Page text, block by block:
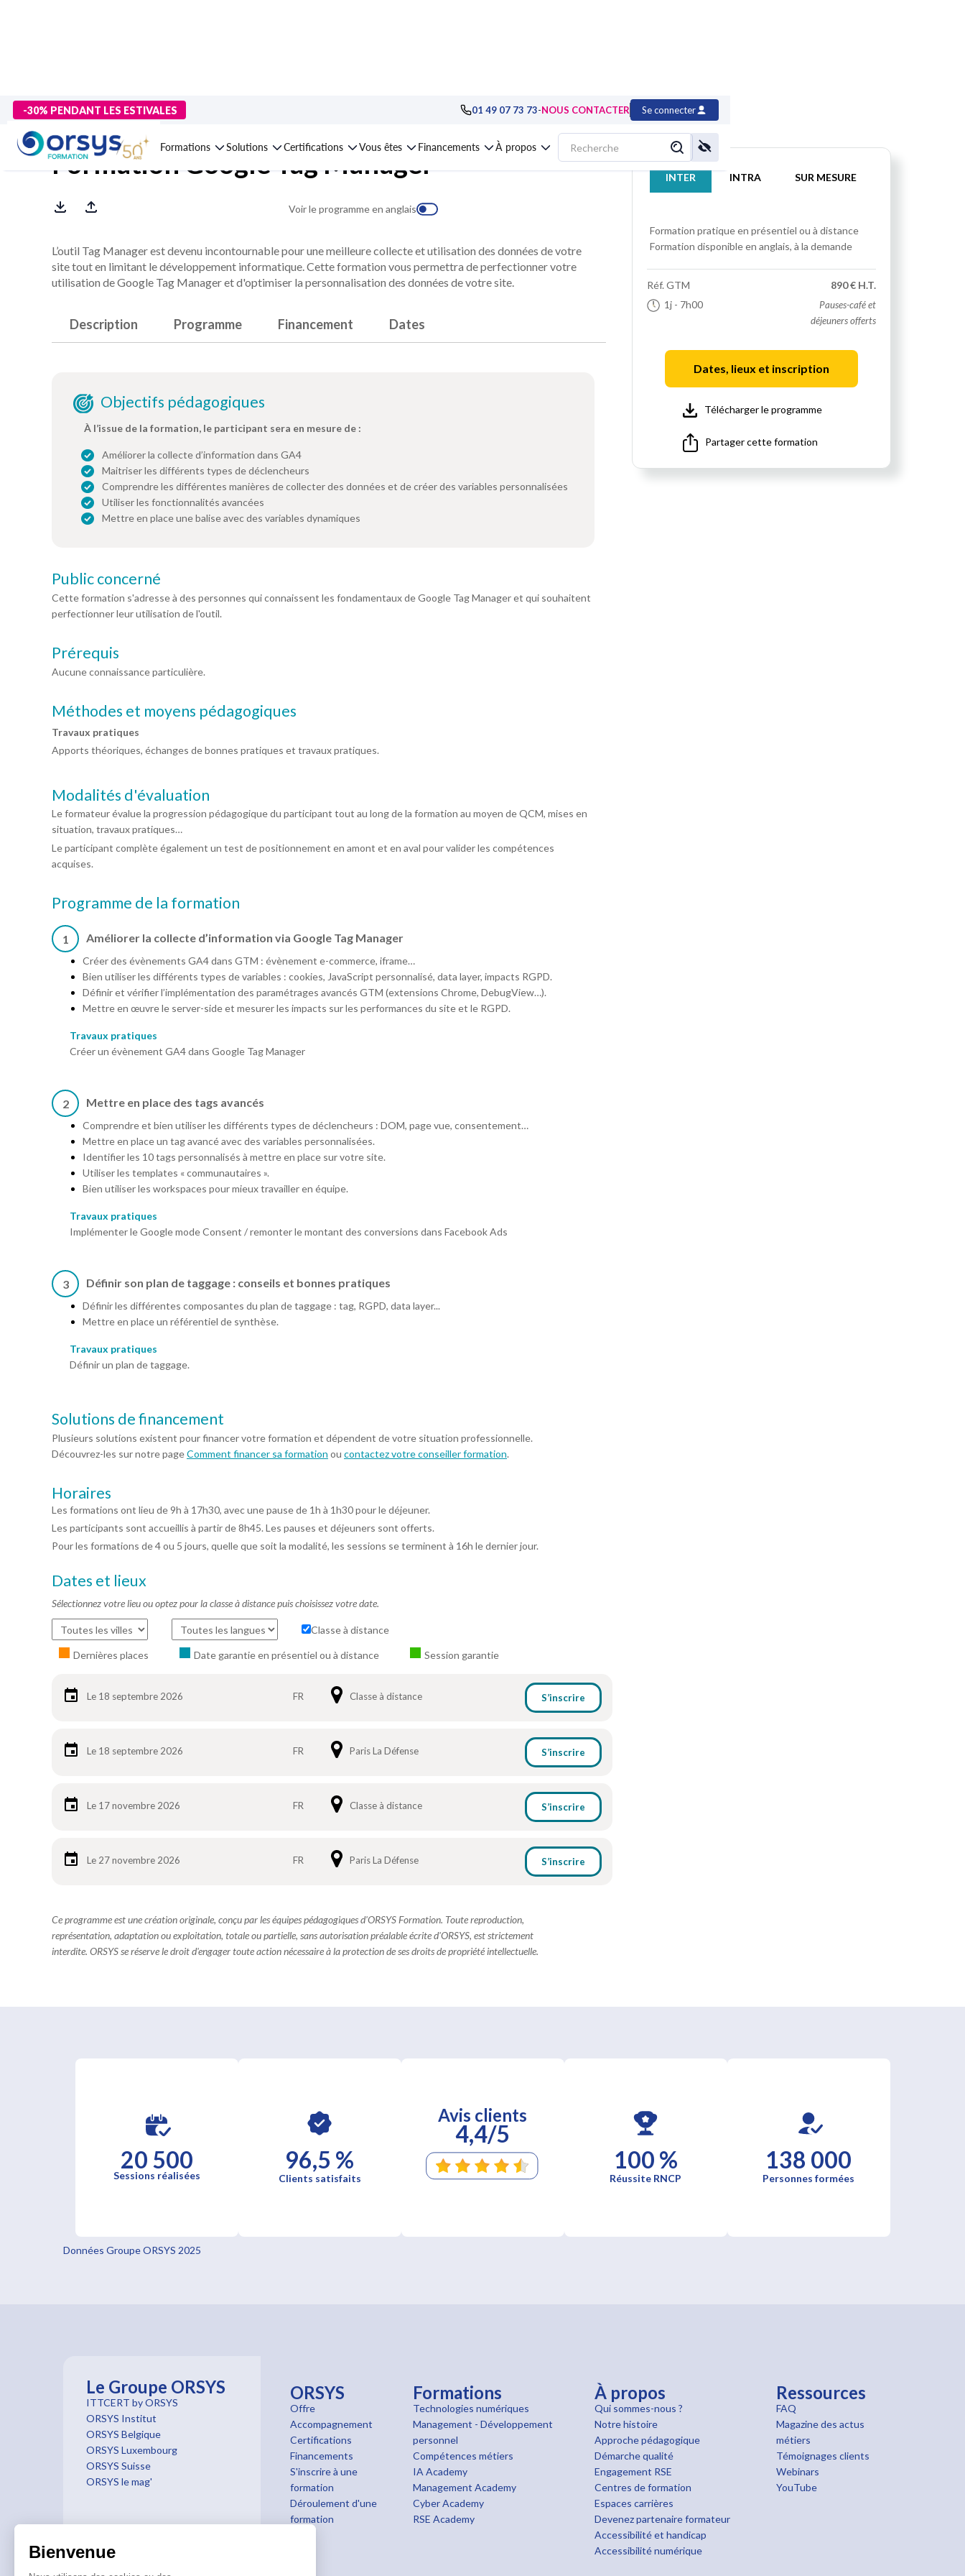
Bienvenue
-30% PENDANT LES ESTIVALES 01 49 07 73 73-NOUS CONTACTER Se connecter
Formations Solutions Certifications Vous êtes Financements À propos
> Formations>Compétences métiers Campagnes marketing, visibilité, référencement
Formation Google Tag Manager
Voir le programme en anglais
INTER INTRA SUR MESURE
Formation pratique en présentiel ou à distance
Formation disponible en anglais, à la demande
Réf. GTM
1j - 7h00
890 € H.T.
Pauses-café et
déjeuners offerts
Dates, lieux et inscription
Télécharger le programme
Partager cette formation
L’outil Tag Manager est devenu incontournable pour une meilleure collecte et utilisation des données de votre
site tout en limitant le développement informatique. Cette formation vous permettra de perfectionner votre
utilisation de Google Tag Manager et d'optimiser la personnalisation des données de votre site.
Description Programme Financement Dates
Objectifs pédagogiques
À l’issue de la formation, le participant sera en mesure de :
Améliorer la collecte d’information dans GA4
Maitriser les différents types de déclencheurs
Comprendre les différentes manières de collecter des données et de créer des variables personnalisées
Utiliser les fonctionnalités avancées
Mettre en place une balise avec des variables dynamiques
Public concerné
Cette formation s'adresse à des personnes qui connaissent les fondamentaux de Google Tag Manager et qui souhaitent
perfectionner leur utilisation de l'outil.
Prérequis
Aucune connaissance particulière.
Méthodes et moyens pédagogiques
Travaux pratiques
Apports théoriques, échanges de bonnes pratiques et travaux pratiques.
Modalités d'évaluation
Le formateur évalue la progression pédagogique du participant tout au long de la formation au moyen de QCM, mises en
situation, travaux pratiques…
Le participant complète également un test de positionnement en amont et en aval pour valider les compétences
acquises.
Programme de la formation
1 Améliorer la collecte d’information via Google Tag Manager
Créer des évènements GA4 dans GTM : évènement e-commerce, iframe…
Bien utiliser les différents types de variables : cookies, JavaScript personnalisé, data layer, impacts RGPD.
Définir et vérifier l’implémentation des paramétrages avancés GTM (extensions Chrome, DebugView…).
Mettre en œuvre le server-side et mesurer les impacts sur les performances du site et le RGPD.
Travaux pratiques
Créer un évènement GA4 dans Google Tag Manager
2 Mettre en place des tags avancés
Comprendre et bien utiliser les différents types de déclencheurs : DOM, page vue, consentement…
Mettre en place un tag avancé avec des variables personnalisées.
Identifier les 10 tags personnalisés à mettre en place sur votre site.
Utiliser les templates « communautaires ».
Bien utiliser les workspaces pour mieux travailler en équipe.
Travaux pratiques
Implémenter le Google mode Consent / remonter le montant des conversions dans Facebook Ads
3 Définir son plan de taggage : conseils et bonnes pratiques
Définir les différentes composantes du plan de taggage : tag, RGPD, data layer...
Mettre en place un référentiel de synthèse.
Travaux pratiques
Définir un plan de taggage.
Solutions de financement
Plusieurs solutions existent pour financer votre formation et dépendent de votre situation professionnelle.
Découvrez-les sur notre pageComment financer sa formation ou contactez votre conseiller formation.
Horaires
Les formations ont lieu de 9h à 17h30, avec une pause de 1h à 1h30 pour le déjeuner.
Les participants sont accueillis à partir de 8h45. Les pauses et déjeuners sont offerts.
Pour les formations de 4 ou 5 jours, quelle que soit la modalité, les sessions se terminent à 16h le dernier jour.
Dates et lieux
Sélectionnez votre lieu ou optez pour la classe à distance puis choisissez votre date.
Classe à distance
Dernières places Date garantie en présentiel ou à distance Session garantie
Le 18 septembre 2026 FR Classe à distance S’inscrire
Le 18 septembre 2026 FR Paris La Défense S’inscrire
Le 17 novembre 2026 FR Classe à distance S’inscrire
Le 27 novembre 2026 FR Paris La Défense S’inscrire
Ce programme est une création originale, conçu par les équipes pédagogiques d'ORSYS Formation. Toute reproduction,
représentation, adaptation ou exploitation, totale ou partielle, sans autorisation préalable écrite d'ORSYS, est strictement
interdite. ORSYS se réserve le droit d'engager toute action nécessaire à la protection de ses droits de propriété intellectuelle.
20 500
Sessions réalisées
96,5 %
Clients satisfaits
Avis clients
4,4/5
100 %
Réussite RNCP
138 000
Personnes formées
Données Groupe ORSYS 2025
Le Groupe ORSYS
ITTCERT by ORSYS
ORSYS Institut
ORSYS Belgique
ORSYS Luxembourg
ORSYS Suisse
ORSYS le mag'
ORSYS
Offre
Accompagnement
Certifications
Financements
S'inscrire à une
formation
Déroulement d'une
formation
Formations
Technologies numériques
Management - Développement
personnel
Compétences métiers
IA Academy
Management Academy
Cyber Academy
RSE Academy
À propos
Qui sommes-nous ?
Notre histoire
Approche pédagogique
Démarche qualité
Engagement RSE
Centres de formation
Espaces carrières
Devenez partenaire formateur
Accessibilité et handicap
Accessibilité numérique
Ressources
FAQ
Magazine des actus
métiers
Témoignages clients
Webinars
YouTube